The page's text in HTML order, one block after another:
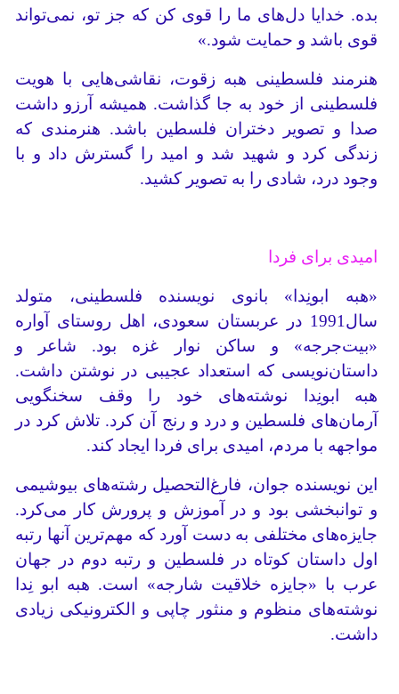
بده. خدایا دل‌های ما را قوی کن که جز تو، نمی‌تواند
قوی باشد و حمایت شود.»
هنرمند فلسطینی هبه زقوت، نقاشی‌هایی با هویت
فلسطینی از خود به جا گذاشت. همیشه آرزو داشت
صدا و تصویر دختران فلسطین باشد. هنرمندی که
زندگی کرد و شهید شد و امید را گسترش داد و با
وجود درد، شادی را به تصویر کشید.
امیدی برای فردا
«هبه ابونِدا» بانوی نویسنده فلسطینی، متولد
سال1991 در عربستان سعودی، اهل روستای آواره
«بیت‌جرجه» و ساکن نوار غزه بود. شاعر و
داستان‌نویسی که استعداد عجیبی در نوشتن داشت.
هبه ابونِدا نوشته‌های خود را وقف سخنگویی
آرمان‌های فلسطین و درد و رنج آن کرد. تلاش کرد در
مواجهه با مردم، امیدی برای فردا ایجاد کند.
این نویسنده جوان، فارغ‌التحصیل رشته‌های بیوشیمی
و توانبخشی بود و در آموزش و پرورش کار می‌کرد.
جایزه‌های مختلفی به دست آورد که مهم‌ترین آنها رتبه
اول داستان کوتاه در فلسطین و رتبه دوم در جهان
عرب با «جایزه خلاقیت شارجه» است. هبه ابو نِدا
نوشته‌های منظوم و منثور چاپی و الکترونیکی زیادی
داشت.